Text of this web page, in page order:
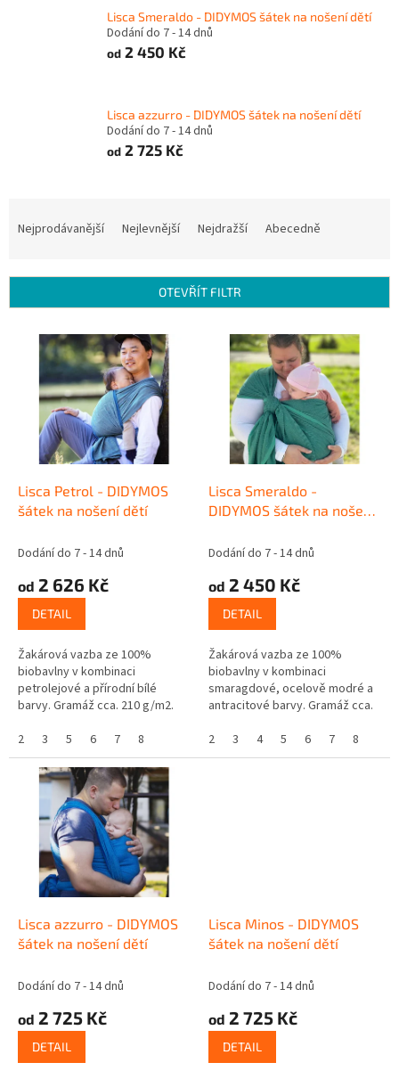
Lisca Smeraldo - DIDYMOS šátek na nošení dětí
Dodání do 7 - 14 dnů
od 2 450 Kč
Lisca azzurro - DIDYMOS šátek na nošení dětí
Dodání do 7 - 14 dnů
od 2 725 Kč
í
Nejprodávanější Nejlevnější Nejdražší Abecedně
OTEVŘÍT FILTR
Lisca Petrol - DIDYMOS
šátek na nošení dětí
Dodání do 7 - 14 dnů
od 2 626 Kč
DETAIL
Žakárová vazba ze 100%
biobavlny v kombinaci
petrolejové a přírodní bílé
barvy. Gramáž cca. 210 g/m2.
2
3 5 6 7 8
Lisca Smeraldo -
DIDYMOS šátek na nošení
Dodání do 7 - 14 dnů
od 2 450 Kč
DETAIL
Žakárová vazba ze 100%
biobavlny v kombinaci
smaragdové, ocelově modré a
antracitové barvy. Gramáž cca.
2
3 4 5 6 7 8
Lisca azzurro - DIDYMOS
šátek na nošení dětí
Dodání do 7 - 14 dnů
od 2 725 Kč
DETAIL
Lisca Minos - DIDYMOS
šátek na nošení dětí
Dodání do 7 - 14 dnů
od 2 725 Kč
DETAIL